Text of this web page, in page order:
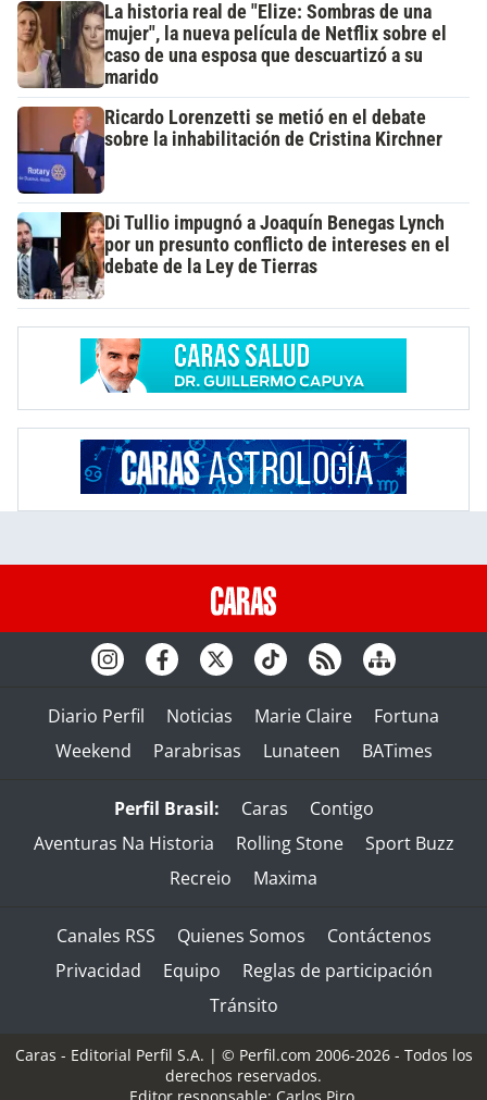
La historia real de "Elize: Sombras de una
mujer", la nueva película de Netflix sobre el
caso de una esposa que descuartizó a su
marido
Ricardo Lorenzetti se metió en el debate
sobre la inhabilitación de Cristina Kirchner
Di Tullio impugnó a Joaquín Benegas Lynch
por un presunto conflicto de intereses en el
debate de la Ley de Tierras
Diario Perfil Noticias Marie Claire
Fortuna
Weekend
Parabrisas Lunateen BATimes
Perfil Brasil: Caras
Contigo
Aventuras Na Historia
Rolling Stone
Sport Buzz
Recreio
Maxima
Canales RSS Quienes Somos
Contáctenos
Privacidad
Equipo
Reglas de participación
Tránsito
Caras - Editorial Perfil S.A. | © Perfil.com 2006-2026 - Todos los
derechos reservados.